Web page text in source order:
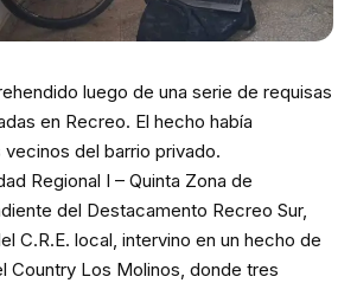
luego de una serie de requisas
en Recreo. El hecho había
del barrio privado.
Regional I – Quinta Zona de
del Destacamento Recreo Sur,
C.R.E. local, intervino en un hecho de
Country Los Molinos, donde tres